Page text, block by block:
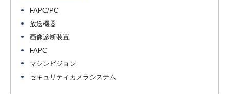
FAPC/PC
放送機器
画像診断装置
FAPC
マシンビジョン
セキュリティカメラシステム